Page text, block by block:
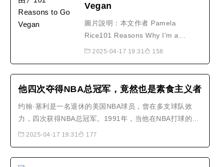
及地球现今所面临的种..
Vegan
圖片說明：本文作者 Pamela
Rice101 Reasons Why I'm a
Vegetarian (2007)我為何是個素食者
pamphlet version2007年第7次小冊
He中文審核: 黃文仁 James Huang /
張圓圓 Carol Zhang1 Nearly all of
th..
2025-04-17 19:31 158
他四次夺得NBA总冠军，竟然也是素食主义者
约翰·塞利是一名退休的美国NBA球员，曾在多支球队效
力，四次获得NBA总冠军。1991年，当他在NBA打球的第
5年时，他成为素食者，茹素后，他减轻了10磅，但还是比
2025-04-17 19:31 177